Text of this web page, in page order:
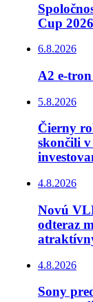
Cup
6.8.2026
A2 e-
5.8.2026
Čierny
skončili
4.8.2026
Novú
odteraz
4.8.2026
Sony